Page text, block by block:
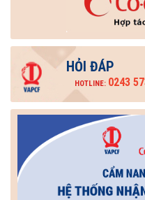
HỎI ĐÁP
HOTLINE: 0243